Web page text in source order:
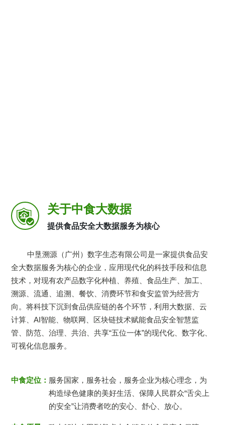
关于中食大数据
提供食品安全大数据服务为核心
中垦溯源（广州）数字生态有限公司是一家提供食品安
全大数据服务为核心的企业，应用现代化的科技手段和信息
技术，对现有农产品数字化种植、养殖、食品生产、加工、
溯源、流通、追溯、餐饮、消费环节和食安监管为经营方
向。将科技下沉到食品供应链的各个环节，利用大数据、云
计算、AI智能、物联网、区块链技术赋能食品安全智慧监
管、防范、治理、共治、共享“五位一体”的现代化、数字化、
可视化信息服务。
中食定位： 服务国家，服务社会，服务企业为核心理念，为
构造绿色健康的美好生活、保障人民群众“舌尖上
的安全”让消费者吃的安心、舒心、放心。